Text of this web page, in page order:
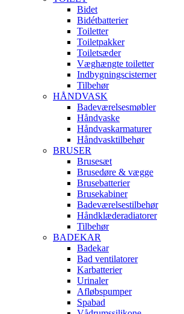
Bidet
Bidétbatterier
Toiletter
Toiletpakker
Toiletsæder
Væghængte toiletter
Indbygningscisterner
Tilbehør
HÅNDVASK
Badeværelsesmøbler
Håndvaske
Håndvaskarmaturer
Håndvasktilbehør
BRUSER
Brusesæt
Brusedøre & vægge
Brusebatterier
Brusekabiner
Badeværelsestilbehør
Håndklæderadiatorer
Tilbehør
BADEKAR
Badekar
Bad ventilatorer
Karbatterier
Urinaler
Afløbspumper
Spabad